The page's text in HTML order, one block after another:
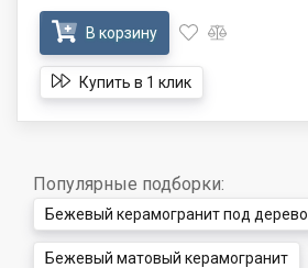
В корзину
Купить в 1 клик
Популярные подборки:
Бежевый керамогранит под дерево
Бежевый матовый керамогранит